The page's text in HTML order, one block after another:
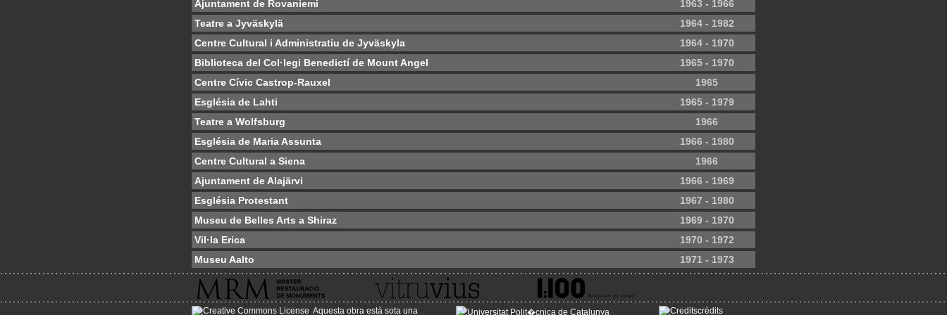
Ajuntament de Rovaniemi
1963 - 1966
Teatre a Jyväskylä
1964 - 1982
Centre Cultural i Administratiu de Jyväskyla
1964 - 1970
Biblioteca del Col·legi Benedictí de Mount Angel
1965 - 1970
Centre Cívic Castrop-Rauxel
1965
Església de Lahti
1965 - 1979
Teatre a Wolfsburg
1966
Església de Maria Assunta
1966 - 1980
Centre Cultural a Siena
1966
Ajuntament de Alajärvi
1966 - 1969
Església Protestant
1967 - 1980
Museu de Belles Arts a Shiraz
1969 - 1970
Vil·la Erica
1970 - 1972
Museu Aalto
1971 - 1973
Aquesta obra està sota una crèdits